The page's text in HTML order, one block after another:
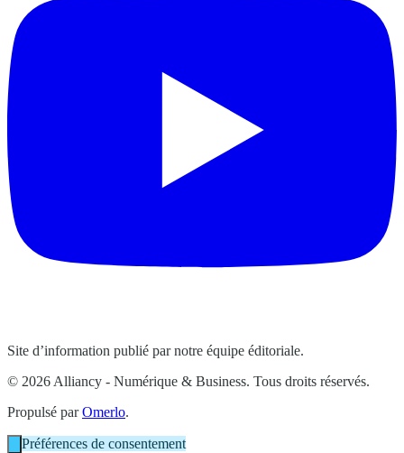
Site d’information publié par notre équipe éditoriale.
© 2026 Alliancy - Numérique & Business. Tous droits réservés.
Propulsé parOmerlo.
Préférences de consentement